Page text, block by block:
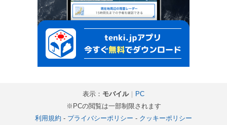
表示： モバイル｜ PC
※PCの閲覧は一部制限されます
利用規約 - プライバシーポリシー - クッキーポリシー